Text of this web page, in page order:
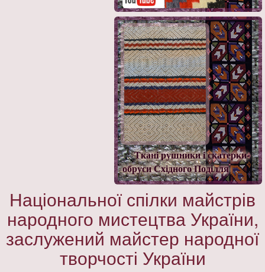
Ткані рушники і скатерки-
обруси Східного Поділля
Національної спілки майстрів
народного мистецтва України,
заслужений майстер народної
творчості України